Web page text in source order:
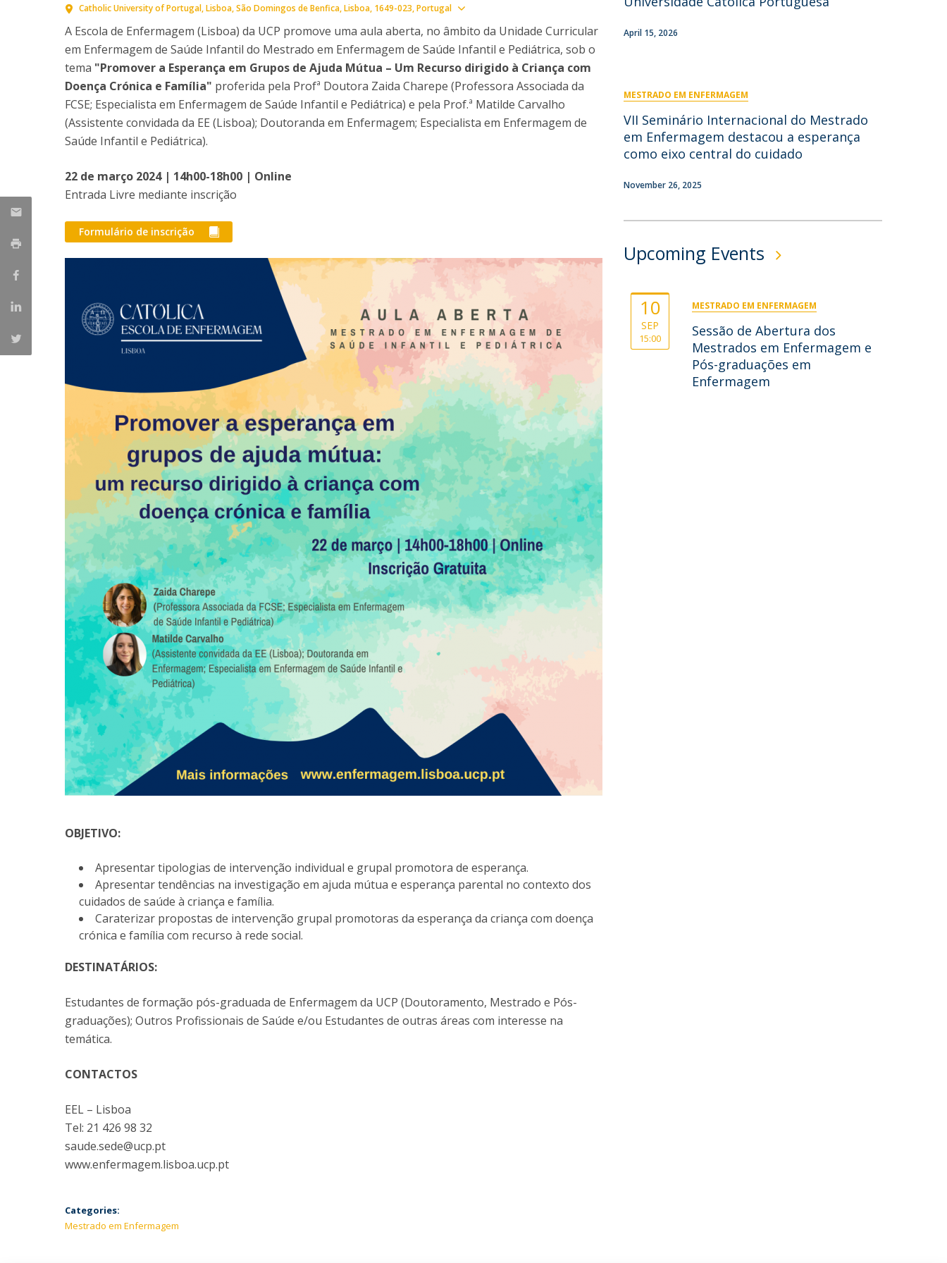
Catholic University of Portugal Lisboa São Domingos de Benfica, Lisboa 1649-023 Portugal
A Escola de Enfermagem (Lisboa) da UCP promove uma aula aberta, no âmbito da Unidade Curricular
em Enfermagem de Saúde Infantil do Mestrado em Enfermagem de Saúde Infantil e Pediátrica, sob o
tema "Promover a Esperança em Grupos de Ajuda Mútua – Um Recurso dirigido à Criança com
Doença Crónica e Família" proferida pela Profª Doutora Zaida Charepe (Professora Associada da
FCSE; Especialista em Enfermagem de Saúde Infantil e Pediátrica) e pela Prof.ª Matilde Carvalho
(Assistente convidada da EE (Lisboa); Doutoranda em Enfermagem; Especialista em Enfermagem de
Saúde Infantil e Pediátrica).
22 de março 2024 | 14h00-18h00 | Online
Entrada Livre mediante inscrição
Formulário de inscrição
OBJETIVO:
Apresentar tipologias de intervenção individual e grupal promotora de esperança.
Apresentar tendências na investigação em ajuda mútua e esperança parental no contexto dos
cuidados de saúde à criança e família.
Caraterizar propostas de intervenção grupal promotoras da esperança da criança com doença
crónica e família com recurso à rede social.
DESTINATÁRIOS:
Estudantes de formação pós-graduada de Enfermagem da UCP (Doutoramento, Mestrado e Pós-
graduações); Outros Profissionais de Saúde e/ou Estudantes de outras áreas com interesse na
temática.
CONTACTOS
EEL – Lisboa
Tel: 21 426 98 32
saude.sede@ucp.pt
www.enfermagem.lisboa.ucp.pt
Categories:
Mestrado em Enfermagem
April 15, 2026
MESTRADO EM ENFERMAGEM
VII Seminário Internacional do Mestrado
em Enfermagem destacou a esperança
como eixo central do cuidado
November 26, 2025
Upcoming Events
10
SEP
15:00
MESTRADO EM ENFERMAGEM
Sessão de Abertura dos
Mestrados em Enfermagem e
Pós-graduações em
Enfermagem